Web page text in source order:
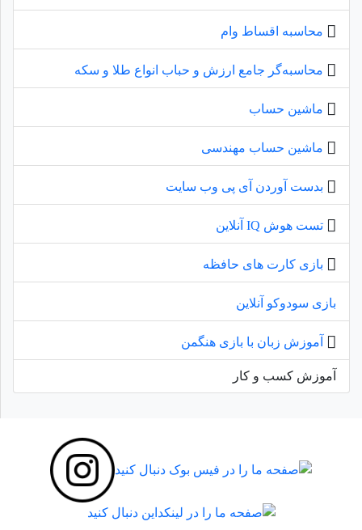
محاسبه اقساط وام
محاسبه‌گر جامع ارزش و حباب انواع طلا و سکه
ماشین حساب
ماشین حساب مهندسی
بدست آوردن آی پی وب سایت
تست هوش IQ آنلاین
بازی کارت های حافظه
بازی سودوکو آنلاین
آموزش زبان با بازی هنگمن
آموزش کسب و کار